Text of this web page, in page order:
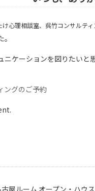
心理相談室、呉竹コンサルティ
ニケーションを図りたい
ングのご予約
屋ルーム オープン・ハウ